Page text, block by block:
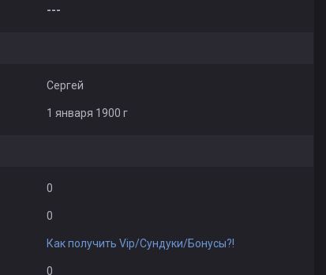
---
Сергей
1 января 1900 г
0
0
Как получить Vip/Сундуки/Бонусы?!
0